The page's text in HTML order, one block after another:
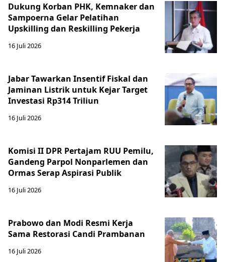
Dukung Korban PHK, Kemnaker dan
Sampoerna Gelar Pelatihan
Upskilling dan Reskilling Pekerja
16 Juli 2026
Jabar Tawarkan Insentif Fiskal dan
Jaminan Listrik untuk Kejar Target
Investasi Rp314 Triliun
16 Juli 2026
Komisi II DPR Pertajam RUU Pemilu,
Gandeng Parpol Nonparlemen dan
Ormas Serap Aspirasi Publik
16 Juli 2026
Prabowo dan Modi Resmi Kerja
Sama Restorasi Candi Prambanan
16 Juli 2026